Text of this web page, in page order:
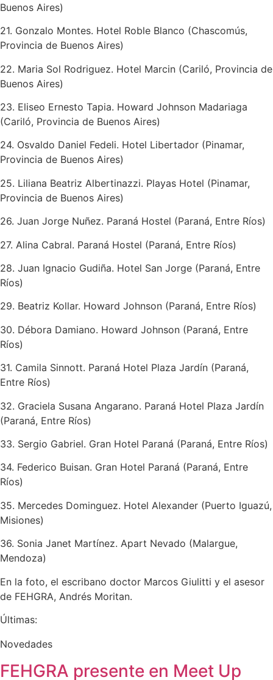
Buenos Aires)
21. Gonzalo Montes. Hotel Roble Blanco (Chascomús,
Provincia de Buenos Aires)
22. Maria Sol Rodriguez. Hotel Marcin (Cariló, Provincia de
Buenos Aires)
23. Eliseo Ernesto Tapia. Howard Johnson Madariaga
(Cariló, Provincia de Buenos Aires)
24. Osvaldo Daniel Fedeli. Hotel Libertador (Pinamar,
Provincia de Buenos Aires)
25. Liliana Beatriz Albertinazzi. Playas Hotel (Pinamar,
Provincia de Buenos Aires)
26. Juan Jorge Nuñez. Paraná Hostel (Paraná, Entre Ríos)
27. Alina Cabral. Paraná Hostel (Paraná, Entre Ríos)
28. Juan Ignacio Gudiña. Hotel San Jorge (Paraná, Entre
Ríos)
29. Beatriz Kollar. Howard Johnson (Paraná, Entre Ríos)
30. Débora Damiano. Howard Johnson (Paraná, Entre
Ríos)
31. Camila Sinnott. Paraná Hotel Plaza Jardín (Paraná,
Entre Ríos)
32. Graciela Susana Angarano. Paraná Hotel Plaza Jardín
(Paraná, Entre Ríos)
33. Sergio Gabriel. Gran Hotel Paraná (Paraná, Entre Ríos)
34. Federico Buisan. Gran Hotel Paraná (Paraná, Entre
Ríos)
35. Mercedes Dominguez. Hotel Alexander (Puerto Iguazú,
Misiones)
36. Sonia Janet Martínez. Apart Nevado (Malargue,
Mendoza)
En la foto, el escribano doctor Marcos Giulitti y el asesor
de FEHGRA, Andrés Moritan.
Últimas:
Novedades
FEHGRA presente en Meet Up